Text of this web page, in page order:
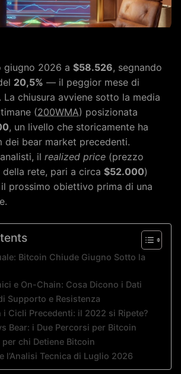
giugno 2026 a $58.526, segnando
20,5% — il peggior mese di
chiusura avviene sotto la media
(200WMA) posizionata
, un livello che storicamente ha
dei bear market precedenti.
il realized price (prezzo
rete, pari a circa $52.000)
prossimo obiettivo prima di una
Bitcoin Chiude Giugno Sotto la
e On-Chain: Cosa Dicono i Dati
Supporto e Resistenza
Cicli Precedenti: il 2022 si Ripete?
Bear: i Due Percorsi per Bitcoin
chi Detiene Bitcoin
l’Analisi Tecnica di Luglio 2026